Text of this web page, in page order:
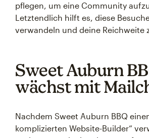
pflegen, um eine Community
Letztendlich hilft es, diese
verwandeln und deine Reichweite
Sweet Auburn
wächst mit
Nachdem Sweet Auburn BBQ
komplizierten Website-Builder“